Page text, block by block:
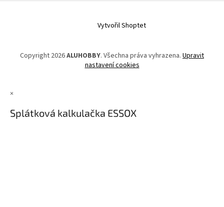
Vytvořil Shoptet
Copyright 2026ALUHOBBY. Všechna práva vyhrazena. Upravit
nastavení cookies
×
Splátková kalkulačka ESSOX